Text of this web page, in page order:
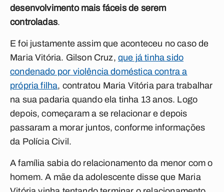
desenvolvimento mais fáceis de serem
controladas.
E foi justamente assim que aconteceu no caso de
Maria Vitória. Gilson Cruz,que já tinha sido
condenado por violência doméstica contra a
própria filha, contratou Maria Vitória para trabalhar
na sua padaria quando ela tinha 13 anos. Logo
depois, começaram a se relacionar e depois
passaram a morar juntos, conforme informações
da Polícia Civil.
A família sabia do relacionamento da menor com o
homem. A mãe da adolescente disse que Maria